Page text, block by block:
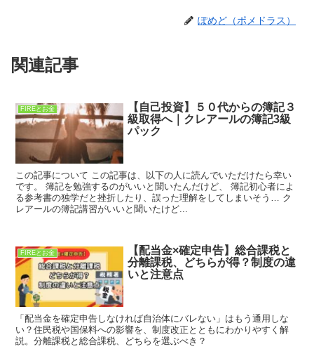
ぽめど（ポメドラス）
関連記事
FIREとお金
【自己投資】５０代からの簿記３
級取得へ｜クレアールの簿記3級
パック
この記事について この記事は、以下の人に読んでいただけたら幸い
です。 簿記を勉強するのがいいと聞いたんだけど、 簿記初心者によ
る参考書の独学だと挫折したり、誤った理解をしてしまいそう… ク
レアールの簿記講習がいいと聞いたけど...
FIREとお金
【配当金×確定申告】総合課税と
分離課税、どちらが得？制度の違
いと注意点
「配当金を確定申告しなければ自治体にバレない」はもう通用しな
い？住民税や国保料への影響を、制度改正とともにわかりやすく解
説。分離課税と総合課税、どちらを選ぶべき？